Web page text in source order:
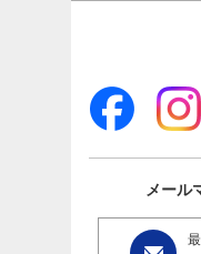
メール